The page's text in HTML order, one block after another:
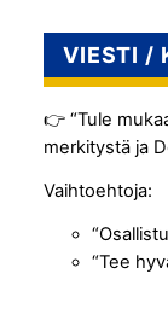
VIESTI /
👉 “Tule
merkitystä ja
Vaihtoehtoja:
“Tee